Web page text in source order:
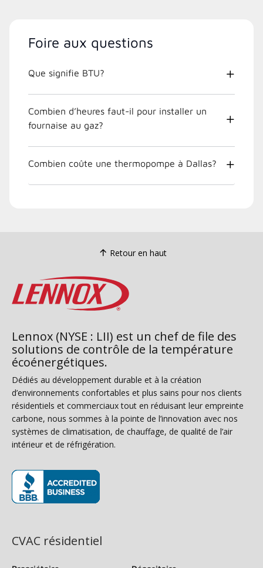
Foire aux questions
Que signifie BTU?
Combien d’heures faut-il pour installer un
fournaise au gaz?
Combien coûte une thermopompe à Dallas?
Retour en haut
Lennox (NYSE : LII) est un chef de file des
solutions de contrôle de la température
écoénergétiques.
Dédiés au développement durable et à la création
d’environnements confortables et plus sains pour nos clients
résidentiels et commerciaux tout en réduisant leur empreinte
carbone, nous sommes à la pointe de l’innovation avec nos
systèmes de climatisation, de chauffage, de qualité de l’air
intérieur et de réfrigération.
CVAC résidentiel